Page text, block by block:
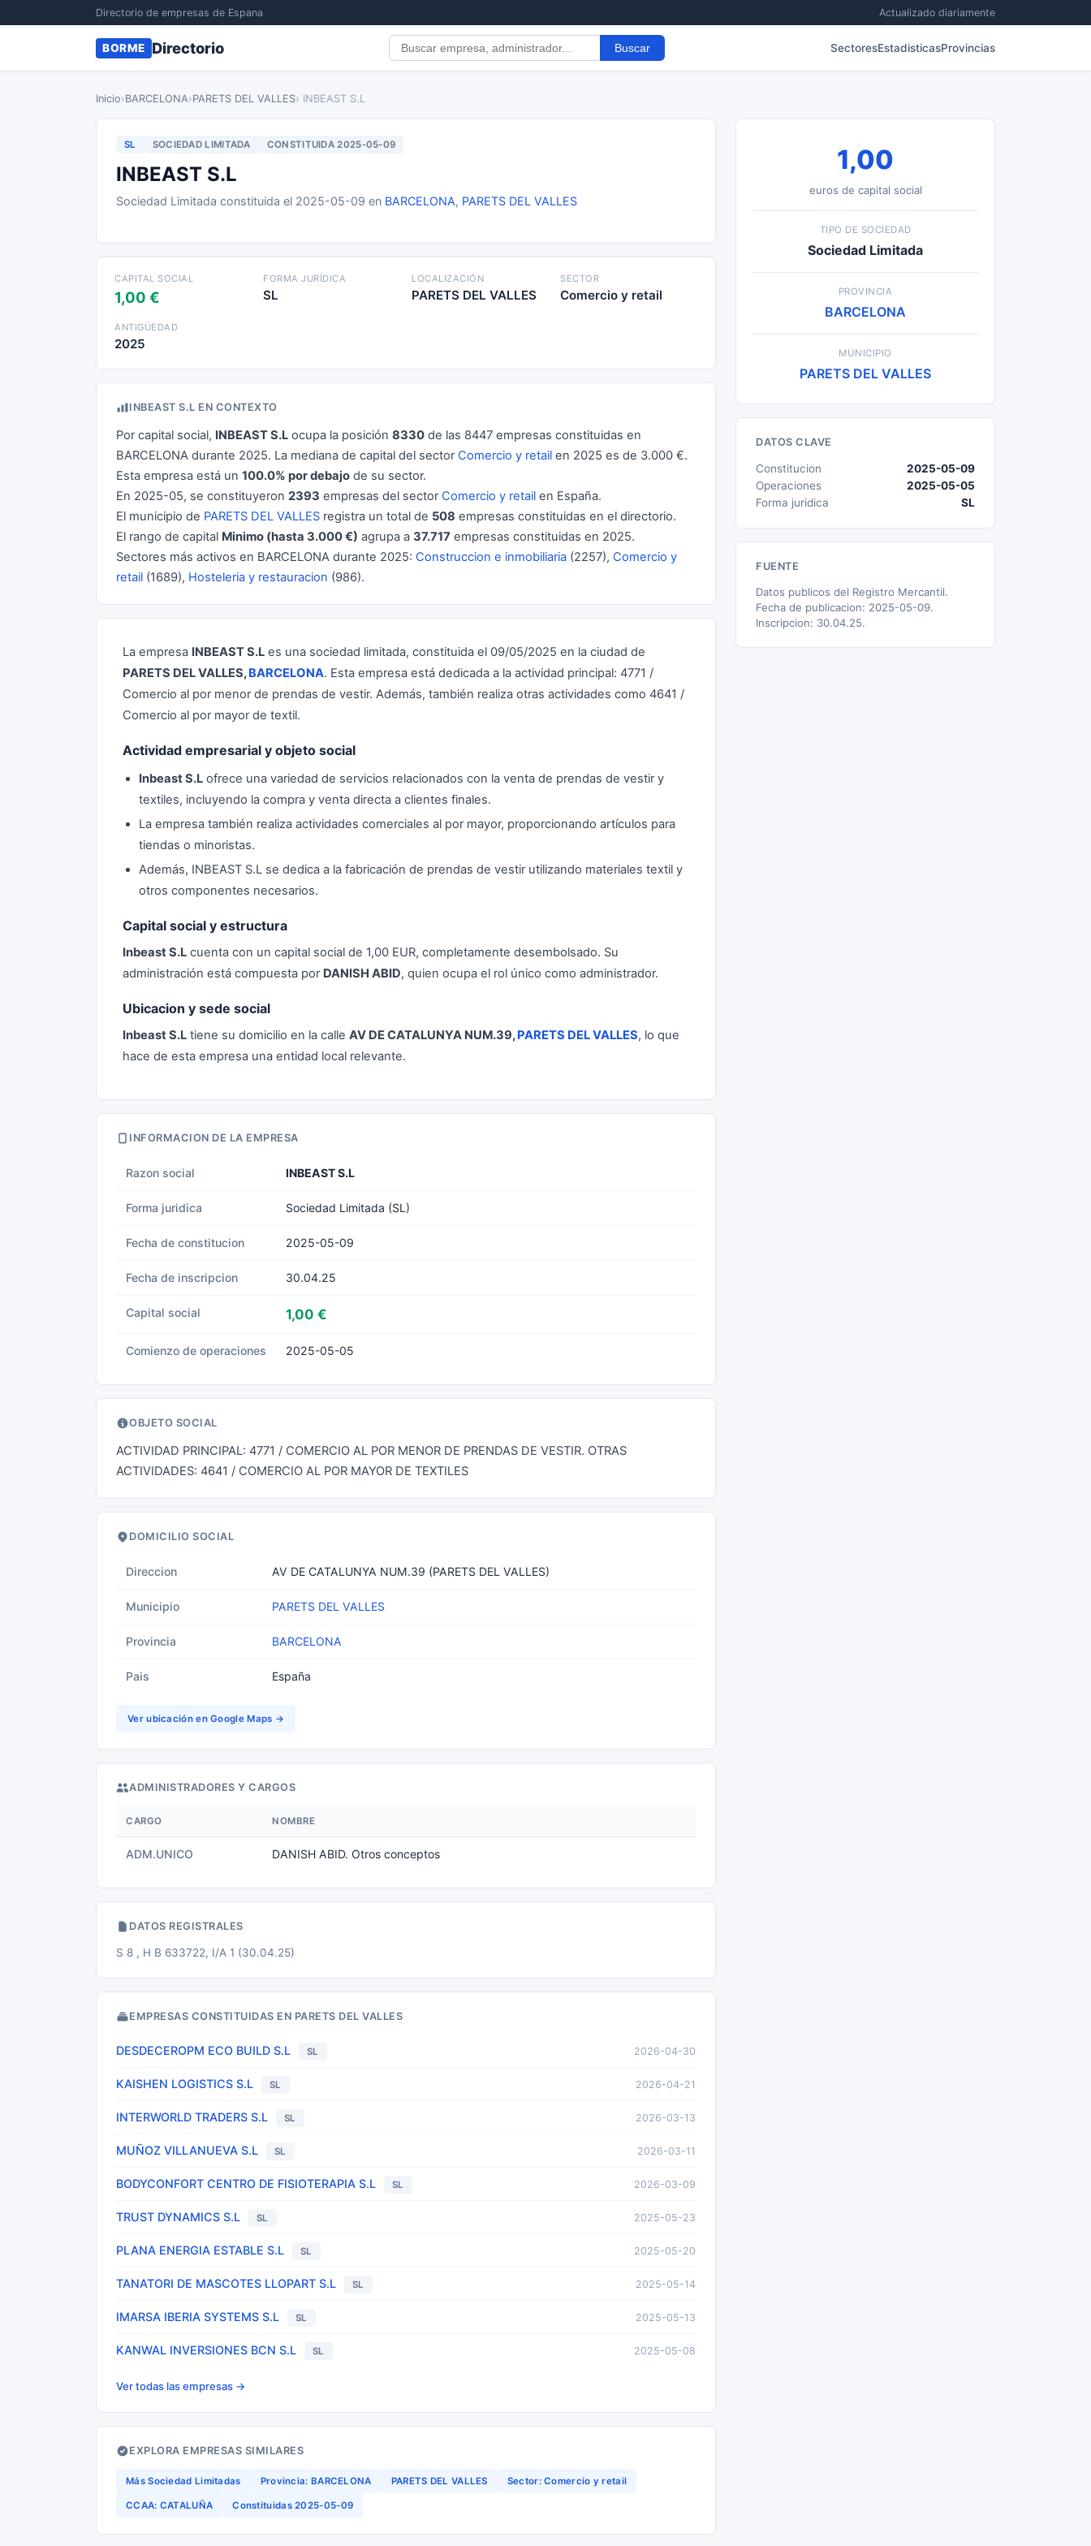
Directorio de empresas de Espana Actualizado diariamente
BORME Directorio Buscar SectoresEstadisticasProvincias
Inicio›BARCELONA›PARETS DEL VALLES› INBEAST S.L
SL SOCIEDAD LIMITADA CONSTITUIDA 2025-05-09
INBEAST S.L
Sociedad Limitada constituida el 2025-05-09 en BARCELONA, PARETS DEL VALLES
CAPITAL SOCIAL
1,00 €
FORMA JURÍDICA
SL
LOCALIZACIÓN
PARETS DEL VALLES
SECTOR
Comercio y retail
ANTIGÜEDAD
2025
INBEAST S.L EN CONTEXTO
Por capital social, INBEAST S.L ocupa la posición 8330 de las 8447 empresas constituidas en
BARCELONA durante 2025. La mediana de capital del sector Comercio y retail en 2025 es de 3.000 €.
Esta empresa está un 100.0% por debajo de su sector.
En 2025-05, se constituyeron 2393 empresas del sector Comercio y retail en España.
El municipio de PARETS DEL VALLES registra un total de 508 empresas constituidas en el directorio.
El rango de capital Minimo (hasta 3.000 €) agrupa a 37.717 empresas constituidas en 2025.
Sectores más activos en BARCELONA durante 2025: Construccion e inmobiliaria (2257), Comercio y
retail (1689), Hosteleria y restauracion (986).
La empresa INBEAST S.L es una sociedad limitada, constituida el 09/05/2025 en la ciudad de
PARETS DEL VALLES,BARCELONA. Esta empresa está dedicada a la actividad principal: 4771 /
Comercio al por menor de prendas de vestir. Además, también realiza otras actividades como 4641 /
Comercio al por mayor de textil.
Actividad empresarial y objeto social
Inbeast S.L ofrece una variedad de servicios relacionados con la venta de prendas de vestir y
textiles, incluyendo la compra y venta directa a clientes finales.
La empresa también realiza actividades comerciales al por mayor, proporcionando artículos para
tiendas o minoristas.
Además, INBEAST S.L se dedica a la fabricación de prendas de vestir utilizando materiales textil y
otros componentes necesarios.
Capital social y estructura
Inbeast S.L cuenta con un capital social de 1,00 EUR, completamente desembolsado. Su
administración está compuesta por DANISH ABID, quien ocupa el rol único como administrador.
Ubicacion y sede social
Inbeast S.L tiene su domicilio en la calle AV DE CATALUNYA NUM.39,PARETS DEL VALLES, lo que
hace de esta empresa una entidad local relevante.
INFORMACION DE LA EMPRESA
Razon social INBEAST S.L
Forma juridica Sociedad Limitada (SL)
Fecha de constitucion 2025-05-09
Fecha de inscripcion 30.04.25
Capital social 1,00 €
Comienzo de operaciones 2025-05-05
OBJETO SOCIAL
ACTIVIDAD PRINCIPAL: 4771 / COMERCIO AL POR MENOR DE PRENDAS DE VESTIR. OTRAS
ACTIVIDADES: 4641 / COMERCIO AL POR MAYOR DE TEXTILES
DOMICILIO SOCIAL
Direccion AV DE CATALUNYA NUM.39 (PARETS DEL VALLES)
Municipio PARETS DEL VALLES
Provincia BARCELONA
Pais España
Ver ubicación en Google Maps →
ADMINISTRADORES Y CARGOS
CARGO NOMBRE
ADM.UNICO DANISH ABID. Otros conceptos
DATOS REGISTRALES
S 8 , H B 633722, I/A 1 (30.04.25)
EMPRESAS CONSTITUIDAS EN PARETS DEL VALLES
DESDECEROPM ECO BUILD S.L SL 2026-04-30
KAISHEN LOGISTICS S.L SL 2026-04-21
INTERWORLD TRADERS S.L SL 2026-03-13
MUÑOZ VILLANUEVA S.L SL 2026-03-11
BODYCONFORT CENTRO DE FISIOTERAPIA S.L SL 2026-03-09
TRUST DYNAMICS S.L SL 2025-05-23
PLANA ENERGIA ESTABLE S.L SL 2025-05-20
TANATORI DE MASCOTES LLOPART S.L SL 2025-05-14
IMARSA IBERIA SYSTEMS S.L SL 2025-05-13
KANWAL INVERSIONES BCN S.L SL 2025-05-08
Ver todas las empresas →
EXPLORA EMPRESAS SIMILARES
Más Sociedad Limitadas Provincia: BARCELONA PARETS DEL VALLES Sector: Comercio y retail
CCAA: CATALUÑA Constituidas 2025-05-09
1,00
euros de capital social
TIPO DE SOCIEDAD
Sociedad Limitada
PROVINCIA
BARCELONA
MUNICIPIO
PARETS DEL VALLES
DATOS CLAVE
Constitucion
2025-05-09
Operaciones
2025-05-05
Forma juridica
SL
FUENTE
Datos publicos del Registro Mercantil.
Fecha de publicacion: 2025-05-09.
Inscripcion: 30.04.25.